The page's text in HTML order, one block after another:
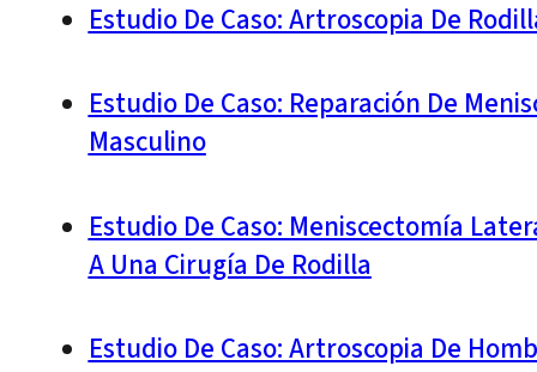
Estudio De Caso: Artroscopia De
Estudio De Caso: Reparación De
Masculino
Estudio De Caso: Meniscectomía
A Una Cirugía De Rodilla
Estudio De Caso: Artroscopia De